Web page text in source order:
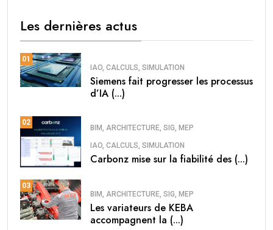
Les dernières actus
01
IAO, CALCULS, SIMULATION
Siemens fait progresser les processus
d’IA (...)
02
BIM, ARCHITECTURE, SIG, MEP
IAO, CALCULS, SIMULATION
Carbonz mise sur la fiabilité des (...)
03
BIM, ARCHITECTURE, SIG, MEP
Les variateurs de KEBA
accompagnent la (...)